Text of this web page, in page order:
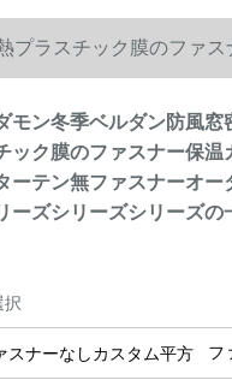
ラスチック膜のファ
ズシリーズシリーズシ
モン冬季ベルダン防風
ック膜のファスナー保
ーテン無ファスナーオ
ーズシリーズシリーズ
択
フ